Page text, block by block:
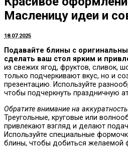
Масленицу идеи и
18.07.2025
Подавайте блины с
сделать ваш стол ярким и
из свежих ягод, фруктов, сливок,
только подчеркивают вкус, но и
презентацию. Используйте
чтобы подчеркнуть праздничную
Обратите внимание на
Треугольные, круговые или
привлекают взгляд и делают
Используйте специальные
блины, чтобы добиться желаемой